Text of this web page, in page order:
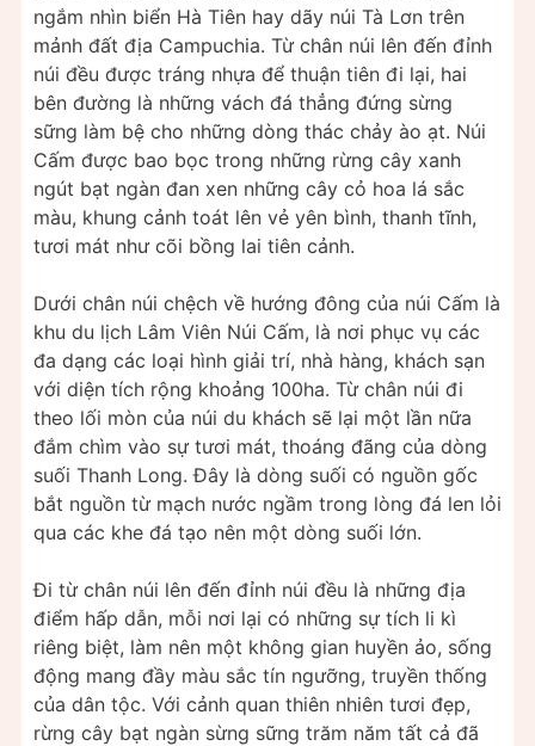
ngắm nhìn biển Hà Tiên hay dãy núi Tà Lơn trên
mảnh đất địa Campuchia. Từ chân núi lên đến đỉnh
núi đều được tráng nhựa để thuận tiên đi lại, hai
bên đường là những vách đá thẳng đứng sừng
sững làm bệ cho những dòng thác chảy ào ạt. Núi
Cấm được bao bọc trong những rừng cây xanh
ngút bạt ngàn đan xen những cây cỏ hoa lá sắc
màu, khung cảnh toát lên vẻ yên bình, thanh tĩnh,
tươi mát như cõi bồng lai tiên cảnh.
Dưới chân núi chệch về hướng đông của núi Cấm là
khu du lịch Lâm Viên Núi Cấm, là nơi phục vụ các
đa dạng các loại hình giải trí, nhà hàng, khách sạn
với diện tích rộng khoảng 100ha. Từ chân núi đi
theo lối mòn của núi du khách sẽ lại một lần nữa
đắm chìm vào sự tươi mát, thoáng đãng của dòng
suối Thanh Long. Đây là dòng suối có nguồn gốc
bắt nguồn từ mạch nước ngầm trong lòng đá len lỏi
qua các khe đá tạo nên một dòng suối lớn.
Đi từ chân núi lên đến đỉnh núi đều là những địa
điểm hấp dẫn, mỗi nơi lại có những sự tích li kì
riêng biệt, làm nên một không gian huyền ảo, sống
động mang đầy màu sắc tín ngưỡng, truyền thống
của dân tộc. Với cảnh quan thiên nhiên tươi đẹp,
rừng cây bạt ngàn sừng sững trăm năm tất cả đã